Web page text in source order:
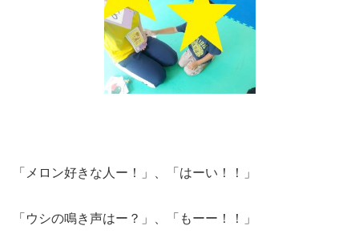
「メロン好きな人ー！」、「はーい！！」
「ウシの鳴き声はー？」、「もーー！！」